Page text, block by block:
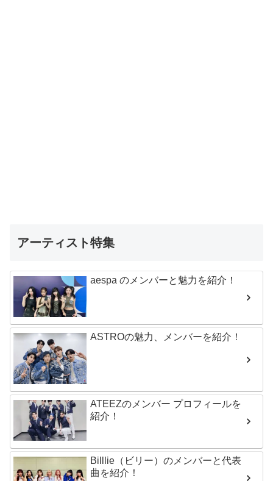
アーティスト特集
aespa のメンバーと魅力を紹介！
ASTROの魅力、メンバーを紹介！
ATEEZのメンバー プロフィールを
紹介！
Billlie（ビリー）のメンバーと代表
曲を紹介！